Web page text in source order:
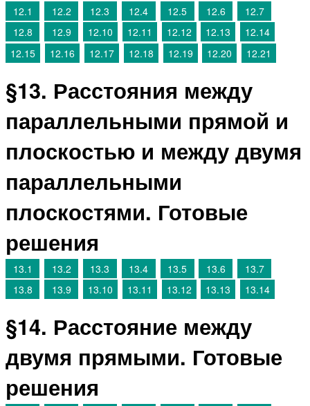
12.1 12.2 12.3 12.4 12.5 12.6
12.7
12.8
12.9 12.10 12.11 12.12 12.13
12.14
12.15
12.16 12.17 12.18 12.19 12.20 12.21
§13. Расстояния между
параллельными прямой и
плоскостью и между двумя
параллельными
плоскостями. Готовые
решения
13.1 13.2 13.3 13.4 13.5 13.6
13.7
13.8
13.9 13.10 13.11 13.12 13.13 13.14
§14. Расстояние между
двумя прямыми. Готовые
решения